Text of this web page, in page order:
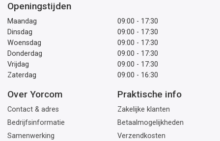
Openingstijden
Maandag
09:00 - 17:30
Dinsdag
09:00 - 17:30
Woensdag
09:00 - 17:30
Donderdag
09:00 - 17:30
Vrijdag
09:00 - 17:30
Zaterdag
09:00 - 16:30
Over Yorcom
Contact & adres
Bedrijfsinformatie
Samenwerking
Praktische info
Zakelijke klanten
Betaalmogelijkheden
Verzendkosten